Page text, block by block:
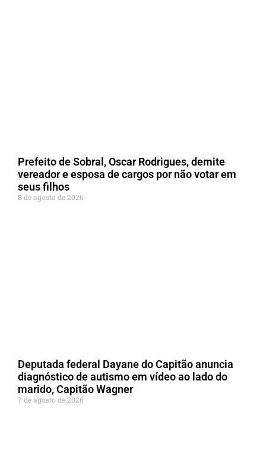
Prefeito de Sobral, Oscar Rodrigues, demite
vereador e esposa de cargos por não votar em
seus filhos
8 de agosto de 2026
Deputada federal Dayane do Capitão anuncia
diagnóstico de autismo em vídeo ao lado do
marido, Capitão Wagner
7 de agosto de 2026